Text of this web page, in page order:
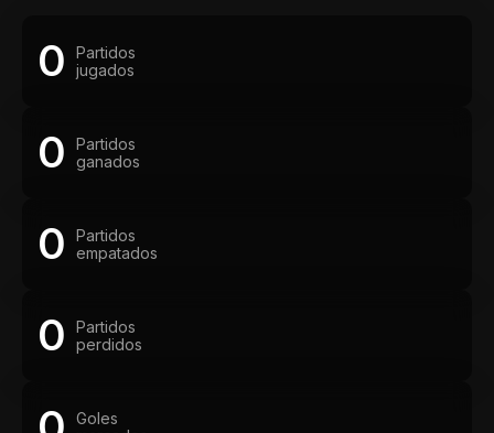
0
Partidos
jugados
0
Partidos
ganados
0
Partidos
empatados
0
Partidos
perdidos
Goles